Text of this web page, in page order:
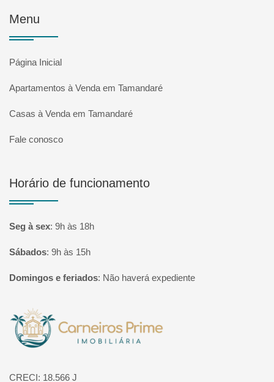
Menu
Página Inicial
Apartamentos à Venda em Tamandaré
Casas à Venda em Tamandaré
Fale conosco
Horário de funcionamento
Seg à sex: 9h às 18h
Sábados: 9h às 15h
Domingos e feriados: Não haverá expediente
Página inicial
CRECI: 18.566 J